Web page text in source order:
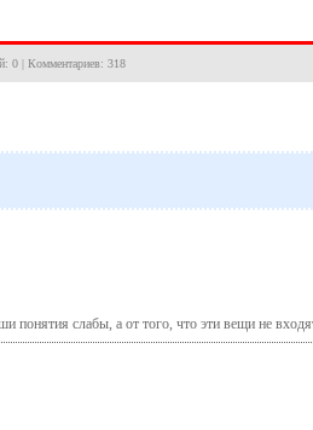
0 | Комментариев: 318
понятия слабы, а от того, что эти вещи не